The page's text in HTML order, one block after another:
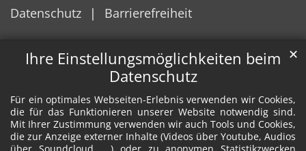
Ihre Einstellungsmöglichkeiten beim
Datenschutz
Für ein optimales Webseiten-Erlebnis verwenden wir Cookies,
die für das Funktionieren unserer Website notwendig sind.
Mit Ihrer Zustimmung verwenden wir auch Tools und Cookies,
die zur Anzeige externer Inhalte (Videos über Youtube, Audios
✕
Datenschutz
Barrierefreiheit